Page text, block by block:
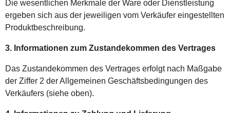
Die wesentlichen Merkmale der Ware oder Dienstleistung
ergeben sich aus der jeweiligen vom Verkäufer eingestellten
Produktbeschreibung.
3. Informationen zum Zustandekommen des Vertrages
Das Zustandekommen des Vertrages erfolgt nach Maßgabe
der Ziffer 2 der Allgemeinen Geschäftsbedingungen des
Verkäufers (siehe oben).